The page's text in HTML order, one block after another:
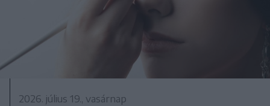
2026. július 19., vasárnap